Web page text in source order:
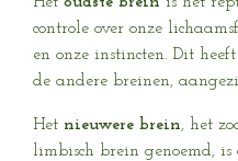
controle over onze
en onze instincten. Dit
de andere breinen,
Het nieuwere brein, het
limbisch brein genoemd, is